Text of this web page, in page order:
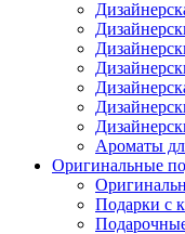
Ароматы
Оригинальные
Подарки с